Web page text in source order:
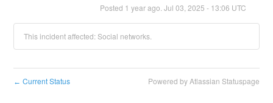
Posted 1 year ago. Jul 03 2025 - 13:06 UTC
This incident affected: Social networks.
← Current Status Powered by Atlassian Statuspage